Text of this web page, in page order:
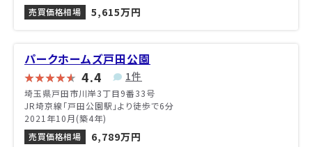
売買価格相場
5,615万円
パークホームズ戸田公園
4.4 1件
埼玉県戸田市川岸3丁目9番33号
JR埼京線「戸田公園駅」より徒歩で6分
2021年10月(築4年)
売買価格相場
6,789万円